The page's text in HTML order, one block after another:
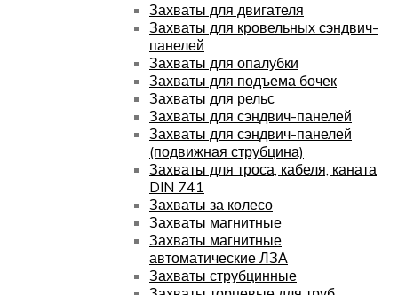
Захваты для двигателя
Захваты для кровельных сэндвич-
панелей
Захваты для опалубки
Захваты для подъема бочек
Захваты для рельс
Захваты для сэндвич-панелей
Захваты для сэндвич-панелей
(подвижная струбцина)
Захваты для троса, кабеля, каната
DIN 741
Захваты за колесо
Захваты магнитные
Захваты магнитные
автоматические ЛЗА
Захваты струбцинные